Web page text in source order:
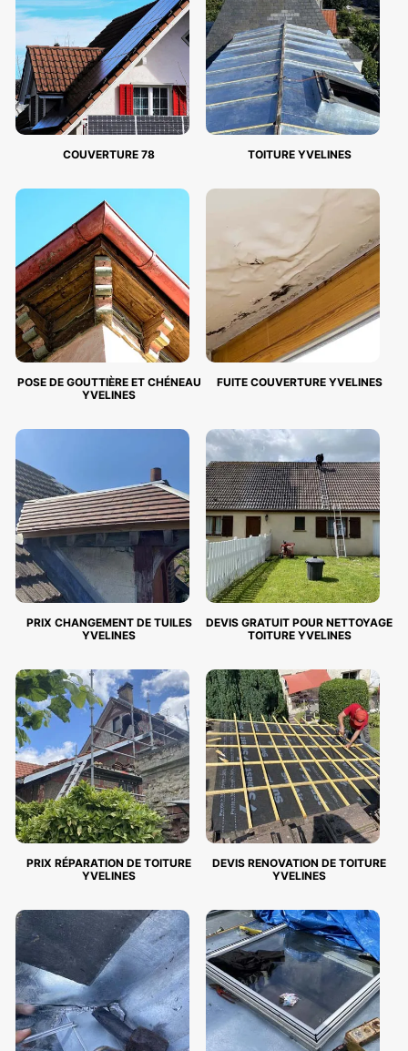
COUVERTURE 78 TOITURE YVELINES
POSE DE GOUTTIÈRE ET CHÉNEAU
YVELINES
FUITE COUVERTURE YVELINES
PRIX CHANGEMENT DE TUILES
YVELINES
DEVIS GRATUIT POUR NETTOYAGE
TOITURE YVELINES
PRIX RÉPARATION DE TOITURE
YVELINES
DEVIS RENOVATION DE TOITURE
YVELINES